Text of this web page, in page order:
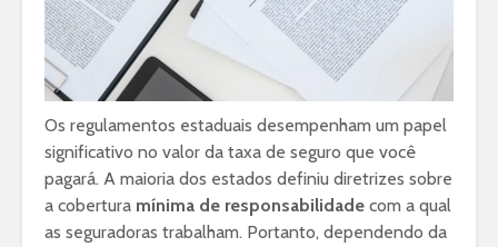
Os regulamentos estaduais desempenham um papel
significativo no valor da taxa de seguro que você
pagará. A maioria dos estados definiu diretrizes sobre
a cobertura mínima de responsabilidade com a qual
as seguradoras trabalham. Portanto, dependendo da